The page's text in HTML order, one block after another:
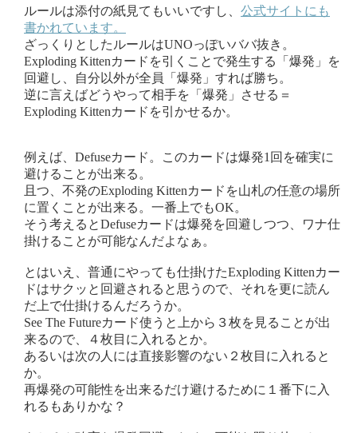
ルールは添付の紙見てもいいですし、 公式サイトにも
書かれています。
ざっくりとしたルールはUNOっぽいババ抜き。
Exploding Kittenカードを引くことで発生する「爆発」を
回避し、自分以外が全員「爆発」すれば勝ち。
逆に言えばどうやって相手を「爆発」させる＝
Exploding Kittenカードを引かせるか。
例えば、Defuseカード。このカードは爆発1回を確実に
避けることが出来る。
且つ、不発のExploding Kittenカードを山札の任意の場所
に置くことが出来る。一番上でもOK。
そう考えるとDefuseカードは爆発を回避しつつ、ワナ仕
掛けることが可能なんだよなぁ。
とはいえ、普通にやっても仕掛けたExploding Kittenカー
ドはサクッと回避されると思うので、それを更に読ん
だ上で仕掛けるんだろうか。
See The Futureカード使うと上から３枚を見ることが出
来るので、４枚目に入れるとか。
あるいは次の人には直接影響のない２枚目に入れると
か。
再爆発の可能性を出来るだけ避けるために１番下に入
れるもありかな？